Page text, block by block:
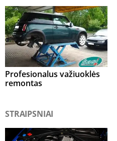
Profesionalus važiuoklės
remontas
STRAIPSNIAI